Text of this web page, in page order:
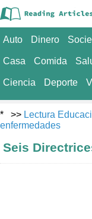
Auto Dinero
Casa Comida
Ciencia Deporte
* >> Lectura
enfermedades
Seis